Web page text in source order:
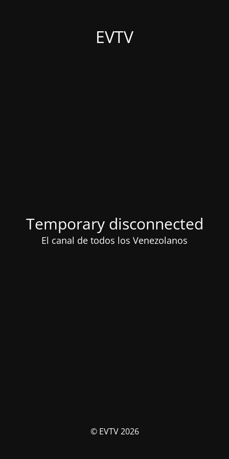
EVTV
Temporary disconnected
El canal de todos los Venezolanos
© EVTV 2026